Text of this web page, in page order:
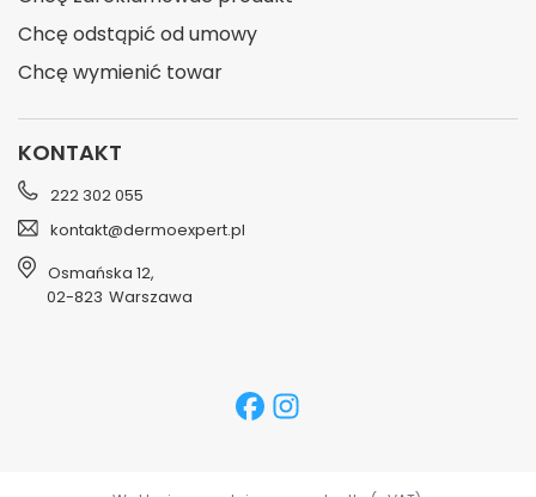
Chcę odstąpić od umowy
Chcę wymienić towar
KONTAKT
222 302 055
kontakt@dermoexpert.pl
Osmańska 12,
02-823 Warszawa